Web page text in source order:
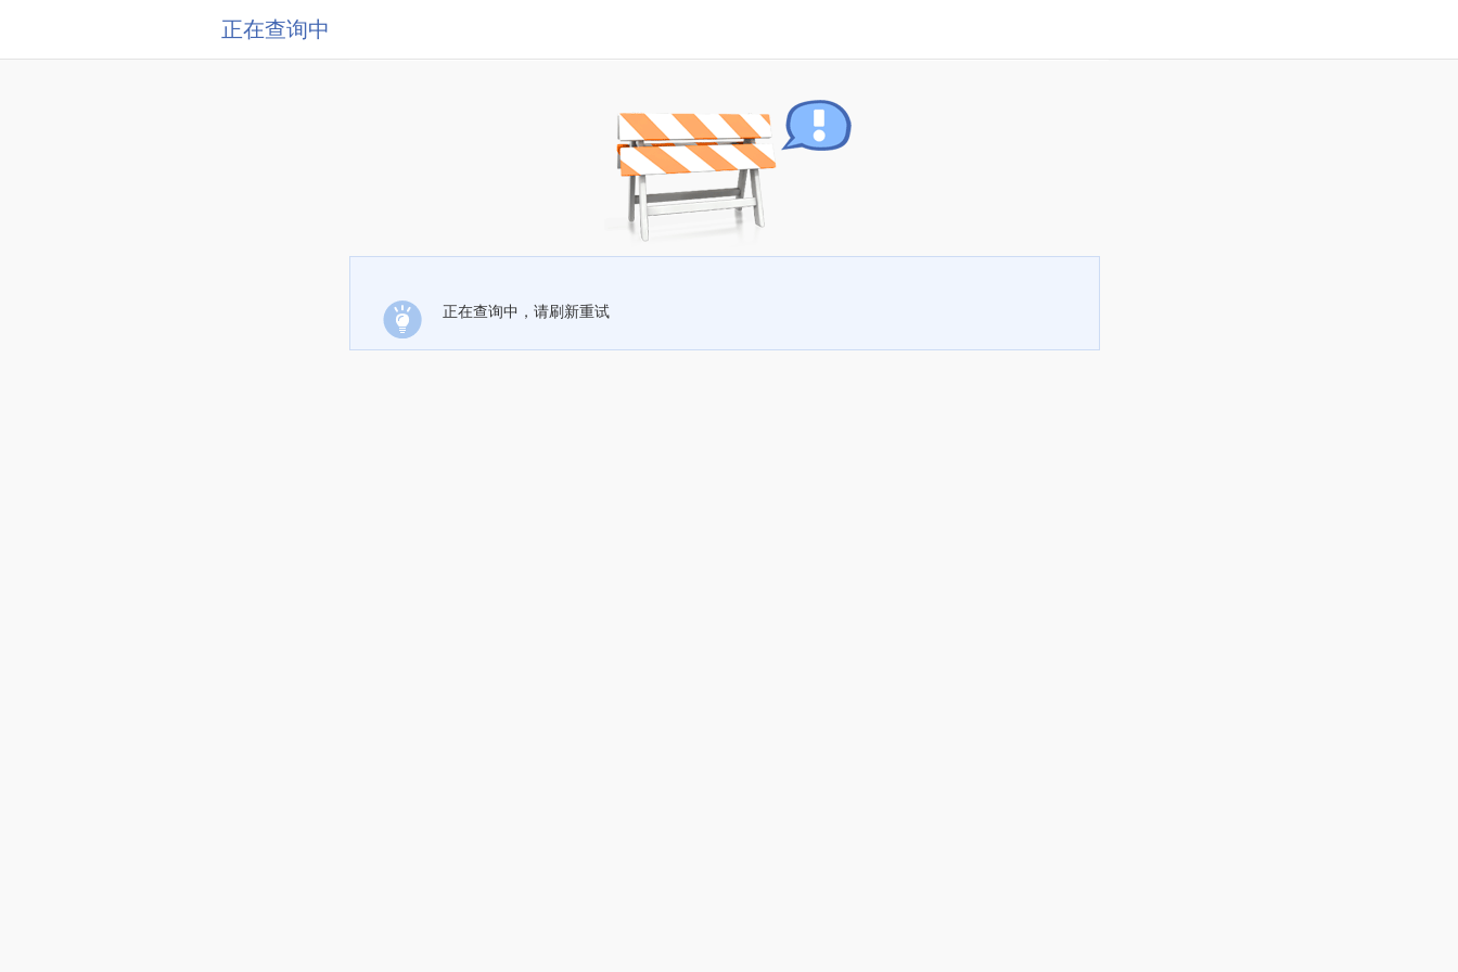
正在查询中
正在查询中，请刷新重试